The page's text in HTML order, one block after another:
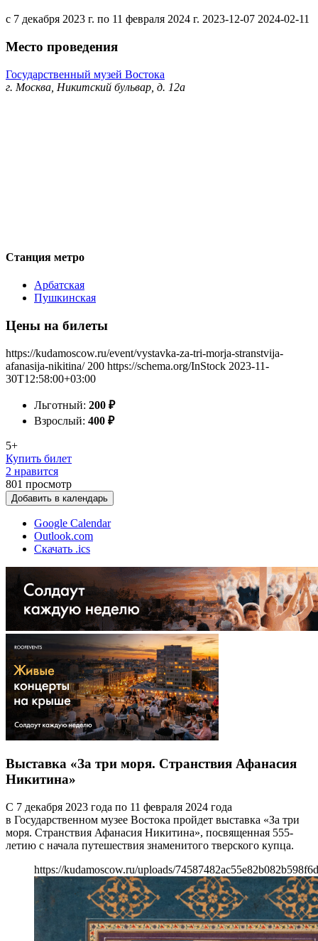
с 7 декабря 2023 г. по 11 февраля 2024 г. 2023-12-07 2024-02-11
Место проведения
Государственный музей Востока
г. Москва, Никитский бульвар, д. 12а
Станция метро
Арбатская
Пушкинская
Цены на билеты
https://kudamoscow.ru/event/vystavka-za-tri-morja-stranstvija-
afanasija-nikitina/ 200 https://schema.org/InStock 2023-11-
30T12:58:00+03:00
Льготный: 200 ₽
Взрослый: 400 ₽
5+
Купить билет
2 нравится
801 просмотр
Добавить в календарь
Google Calendar
Outlook.com
Скачать .ics
Выставка «За три моря. Странствия Афанасия
Никитина»
С 7 декабря 2023 года по 11 февраля 2024 года
в Государственном музее Востока пройдет выставка «За три
моря. Странствия Афанасия Никитина», посвященная 555-
летию с начала путешествия знаменитого тверского купца.
https://kudamoscow.ru/uploads/